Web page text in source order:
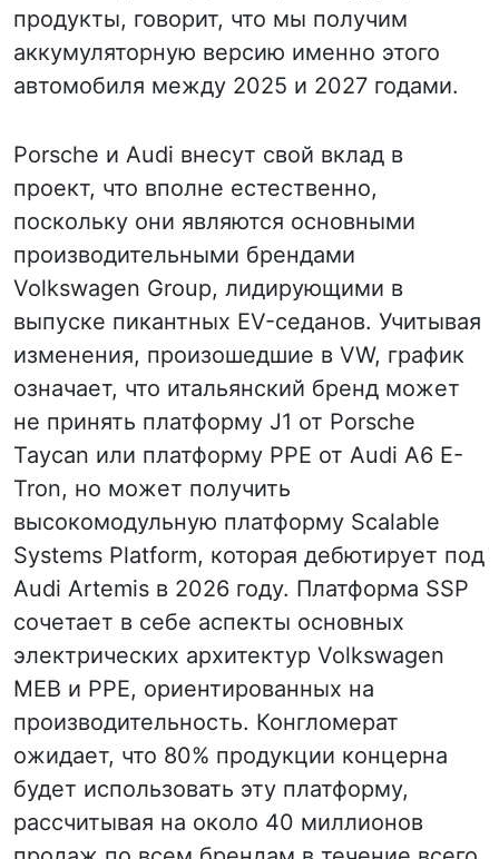
продукты, говорит, что мы получим
аккумуляторную версию именно этого
автомобиля между 2025 и 2027 годами.
Porsche и Audi внесут свой вклад в
проект, что вполне естественно,
поскольку они являются основными
производительными брендами
Volkswagen Group, лидирующими в
выпуске пикантных EV-седанов. Учитывая
изменения, произошедшие в VW, график
означает, что итальянский бренд может
не принять платформу J1 от Porsche
Taycan или платформу PPE от Audi A6 E-
Tron, но может получить
высокомодульную платформу Scalable
Systems Platform, которая дебютирует под
Audi Artemis в 2026 году. Платформа SSP
сочетает в себе аспекты основных
электрических архитектур Volkswagen
MEB и PPE, ориентированных на
производительность. Конгломерат
ожидает, что 80% продукции концерна
будет использовать эту платформу,
рассчитывая на около 40 миллионов